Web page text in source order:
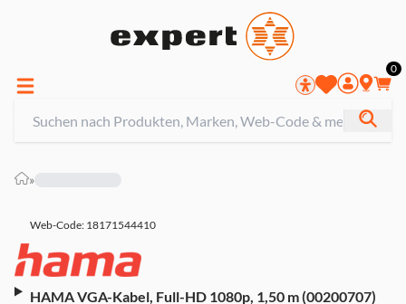
0
»
Web-Code: 18171544410
HAMA VGA-Kabel, Full-HD 1080p, 1,50 m (00200707)